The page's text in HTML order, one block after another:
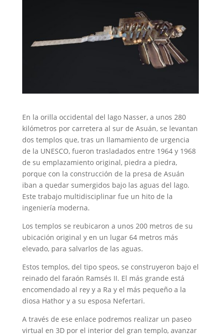
En la orilla occidental del lago Nasser, a unos 280
kilómetros por carretera al sur de Asuán, se levantan
dos templos que, tras un llamamiento de urgencia
de la UNESCO, fueron trasladados entre 1964 y 1968
de su emplazamiento original, piedra a piedra,
porque con la construcción de la presa de Asuán
iban a quedar sumergidos bajo las aguas del lago.
Este trabajo multidisciplinar fue un hito de la
ingeniería moderna.
Los templos se reubicaron a unos 200 metros de su
ubicación original y en un lugar 64 metros más
elevado, para salvarlos de las aguas.
Estos templos, del tipo speos, se construyeron bajo el
reinado del faraón Ramsés II. El más grande está
encomendado al rey y a Ra y el más pequeño a la
diosa Hathor y a su esposa Nefertari.
A través de ese enlace podremos realizar un paseo
virtual en 3D por el interior del gran templo, avanzar